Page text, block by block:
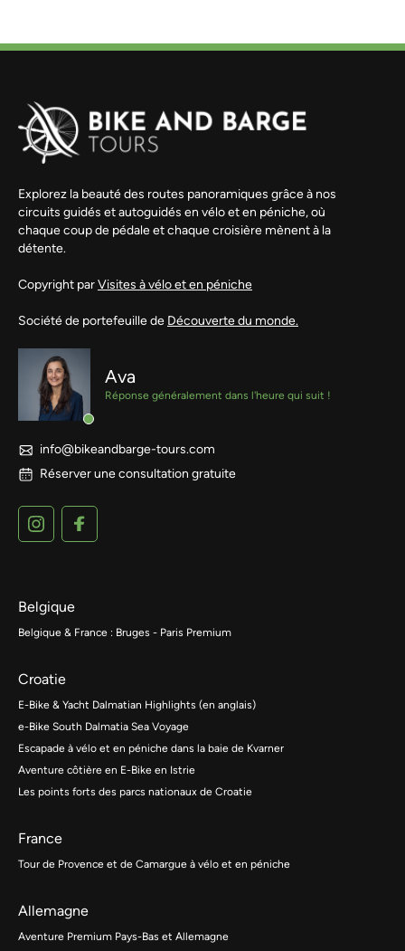
Explorez la beauté des routes panoramiques grâce à nos
circuits guidés et autoguidés en vélo et en péniche, où
chaque coup de pédale et chaque croisière mènent à la
détente.
Copyright parVisites à vélo et en péniche
Société de portefeuille de Découverte du monde.
Ava
Réponse généralement dans l'heure qui suit !
info@bikeandbarge-tours.com
Réserver une consultation gratuite
Belgique
Belgique & France : Bruges - Paris Premium
Croatie
E-Bike & Yacht Dalmatian Highlights (en anglais)
e-Bike South Dalmatia Sea Voyage
Escapade à vélo et en péniche dans la baie de Kvarner
Aventure côtière en E-Bike en Istrie
Les points forts des parcs nationaux de Croatie
France
Tour de Provence et de Camargue à vélo et en péniche
Allemagne
Aventure Premium Pays-Bas et Allemagne